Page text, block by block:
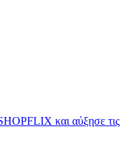
και αύξησε τις